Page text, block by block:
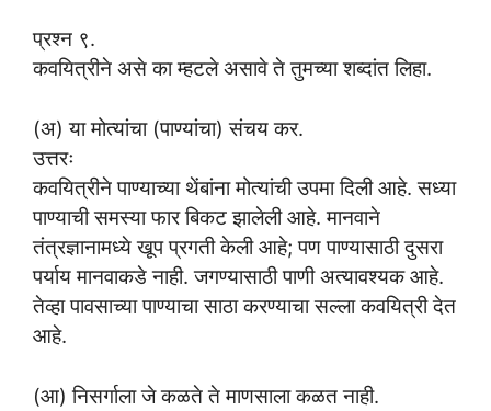
प्रश्न ९.
कवयित्रीने असे का म्हटले असावे ते तुमच्या शब्दांत लिहा.
(अ) या मोत्यांचा (पाण्यांचा) संचय कर.
उत्तरः
कवयित्रीने पाण्याच्या थेंबांना मोत्यांची उपमा दिली आहे. सध्या
पाण्याची समस्या फार बिकट झालेली आहे. मानवाने
तंत्रज्ञानामध्ये खूप प्रगती केली आहे; पण पाण्यासाठी दुसरा
पर्याय मानवाकडे नाही. जगण्यासाठी पाणी अत्यावश्यक आहे.
तेव्हा पावसाच्या पाण्याचा साठा करण्याचा सल्ला कवयित्री देत
आहे.
(आ) निसर्गाला जे कळते ते माणसाला कळत नाही.